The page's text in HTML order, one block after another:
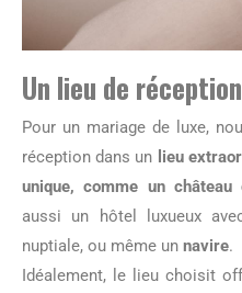
Un lieu de
Pour un mariage de luxe,
réception dans un lieu
unique, comme un château
aussi un hôtel luxueux
nuptiale, ou même un navire.
Idéalement, le lieu choisit